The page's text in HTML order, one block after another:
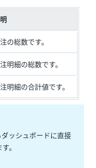
の総数です。
明細の総数です。
明細の合計値です。
ッシュボードに直接
。